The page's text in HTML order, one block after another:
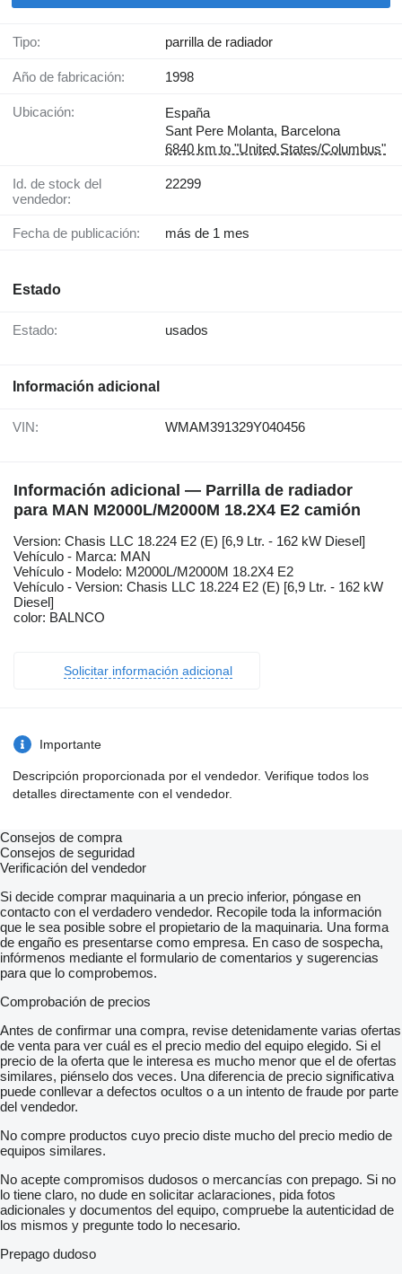
Tipo: parrilla de radiador
Año de fabricación: 1998
Ubicación:
España
Sant Pere Molanta, Barcelona
6840 km to "United States/Columbus"
Id. de stock del
vendedor:
22299
Fecha de publicación: más de 1 mes
Estado
Estado: usados
Información adicional
VIN: WMAM391329Y040456
Información adicional — Parrilla de radiador
para MAN M2000L/M2000M 18.2X4 E2 camión
Version: Chasis LLC 18.224 E2 (E) [6,9 Ltr. - 162 kW Diesel]
Vehículo - Marca: MAN
Vehículo - Modelo: M2000L/M2000M 18.2X4 E2
Vehículo - Version: Chasis LLC 18.224 E2 (E) [6,9 Ltr. - 162 kW
Diesel]
color: BALNCO
Solicitar información adicional
Importante
Descripción proporcionada por el vendedor. Verifique todos los
detalles directamente con el vendedor.
Consejos de compra
Consejos de seguridad
Verificación del vendedor
Si decide comprar maquinaria a un precio inferior, póngase en
contacto con el verdadero vendedor. Recopile toda la información
que le sea posible sobre el propietario de la maquinaria. Una forma
de engaño es presentarse como empresa. En caso de sospecha,
infórmenos mediante el formulario de comentarios y sugerencias
para que lo comprobemos.
Comprobación de precios
Antes de confirmar una compra, revise detenidamente varias ofertas
de venta para ver cuál es el precio medio del equipo elegido. Si el
precio de la oferta que le interesa es mucho menor que el de ofertas
similares, piénselo dos veces. Una diferencia de precio significativa
puede conllevar a defectos ocultos o a un intento de fraude por parte
del vendedor.
No compre productos cuyo precio diste mucho del precio medio de
equipos similares.
No acepte compromisos dudosos o mercancías con prepago. Si no
lo tiene claro, no dude en solicitar aclaraciones, pida fotos
adicionales y documentos del equipo, compruebe la autenticidad de
los mismos y pregunte todo lo necesario.
Prepago dudoso